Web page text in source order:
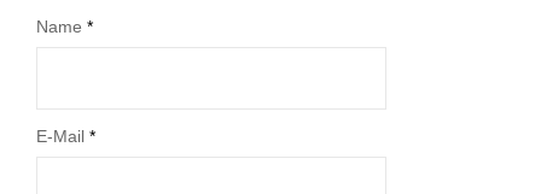
Name *
E-Mail *